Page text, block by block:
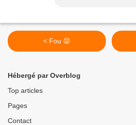
< Fou 😜
Hébergé par Overblog
Top articles
Pages
Contact